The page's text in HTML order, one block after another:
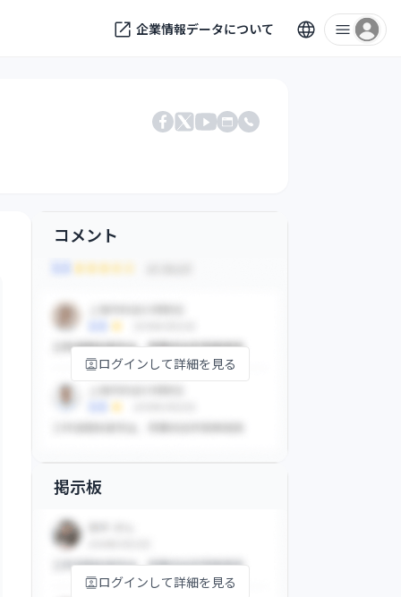
企業情報データについて
Facebook
X YouTube
公式サイト
電話番号
コメント
ログインして詳細を見る
掲示板
ログインして詳細を見る